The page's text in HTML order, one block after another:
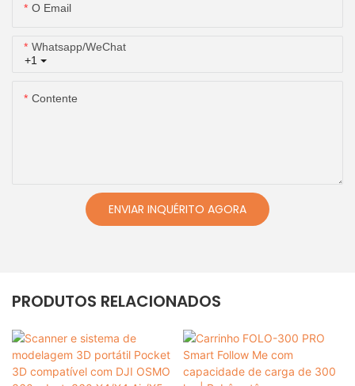
O Email
+1
Whatsapp/WeChat
Contente
ENVIAR INQUÉRITO AGORA
PRODUTOS RELACIONADOS